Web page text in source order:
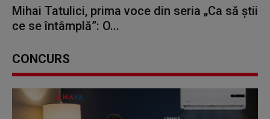
Mihai Tatulici, prima voce din seria „Ca să știi
ce se întâmplă”: O...
CONCURS